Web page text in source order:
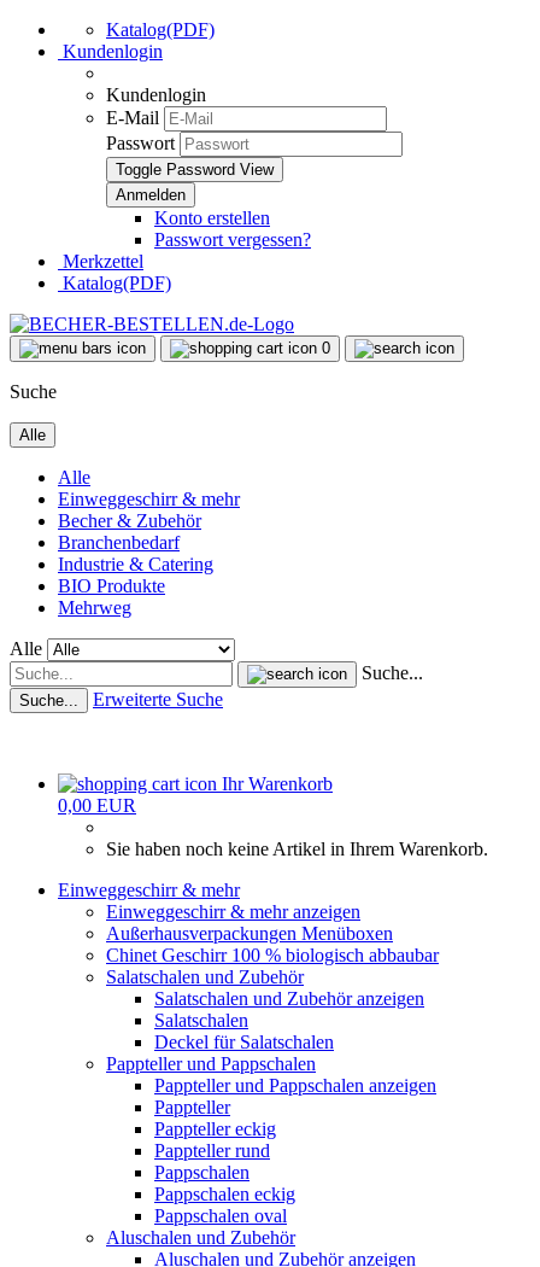
Katalog(PDF)
Kundenlogin
Kundenlogin
E-Mail
Passwort
Toggle Password View
Konto erstellen
Passwort vergessen?
Merkzettel
Katalog(PDF)
0
Suche
Alle
Alle
Einweggeschirr & mehr
Becher & Zubehör
Branchenbedarf
Industrie & Catering
BIO Produkte
Mehrweg
Alle
Suche...
Suche... Erweiterte Suche
Ihr Warenkorb
0,00 EUR
Sie haben noch keine Artikel in Ihrem Warenkorb.
Einweggeschirr & mehr
Einweggeschirr & mehr anzeigen
Außerhausverpackungen Menüboxen
Chinet Geschirr 100 % biologisch abbaubar
Salatschalen und Zubehör
Salatschalen und Zubehör anzeigen
Salatschalen
Deckel für Salatschalen
Pappteller und Pappschalen
Pappteller und Pappschalen anzeigen
Pappteller
Pappteller eckig
Pappteller rund
Pappschalen
Pappschalen eckig
Pappschalen oval
Aluschalen und Zubehör
Aluschalen und Zubehör anzeigen